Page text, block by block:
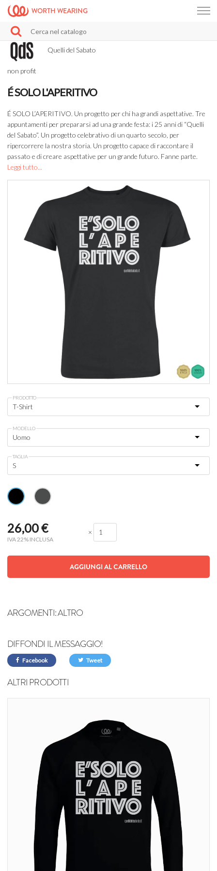
WORTH WEARING
Quelli del Sabato
non profit
É SOLO L'APERITIVO
É SOLO L’APERITIVO. Un progetto per chi ha grandi aspettative. Tre
appuntamenti per prepararsi ad una grande festa: i 25 anni di “Quelli
del Sabato”. Un progetto celebrativo di un quarto secolo, per
ripercorrere la nostra storia. Un progetto capace di raccontare il
passato e di creare aspettative per un grande futuro. Fanne parte.
Leggi tutto...
PRODOTTO
MODELLO
TAGLIA
26,00€
IVA 22% INCLUSA
×
AGGIUNGI AL CARRELLO
ARGOMENTI:ALTRO
DIFFONDI IL MESSAGGIO!
Facebook Tweet
ALTRI PRODOTTI